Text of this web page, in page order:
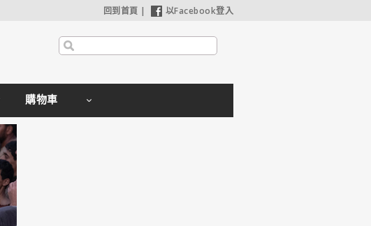
回到首頁 | 以Facebook登入
購物車